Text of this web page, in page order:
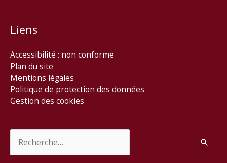
Liens
Accessibilité : non conforme
Plan du site
Mentions légales
Politique de protection des données
Gestion des cookies